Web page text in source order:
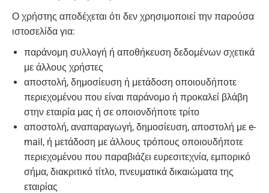
Ο χρήστης αποδέχεται ότι δεν χρησιμοποιεί την παρούσα
ιστοσελίδα για:
παράνομη συλλογή ή αποθήκευση δεδομένων σχετικά
με άλλους χρήστες
αποστολή, δημοσίευση ή μετάδοση οποιουδήποτε
περιεχομένου που είναι παράνομο ή προκαλεί βλάβη
στην εταιρία μας ή σε οποιονδήποτε τρίτο
αποστολή, αναπαραγωγή, δημοσίευση, αποστολή με e-
mail, ή μετάδοση με άλλους τρόπους οποιουδήποτε
περιεχομένου που παραβιάζει ευρεσιτεχνία, εμπορικό
σήμα, διακριτικό τίτλο, πνευματικά δικαιώματα της
εταιρίας